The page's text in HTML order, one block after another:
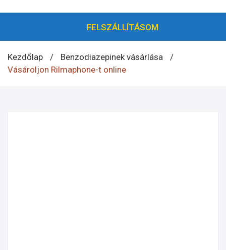
FELSZÁLLÍTÁSOM
Kezdőlap / Benzodiazepinek vásárlása
/
Vásároljon Rilmaphone-t online